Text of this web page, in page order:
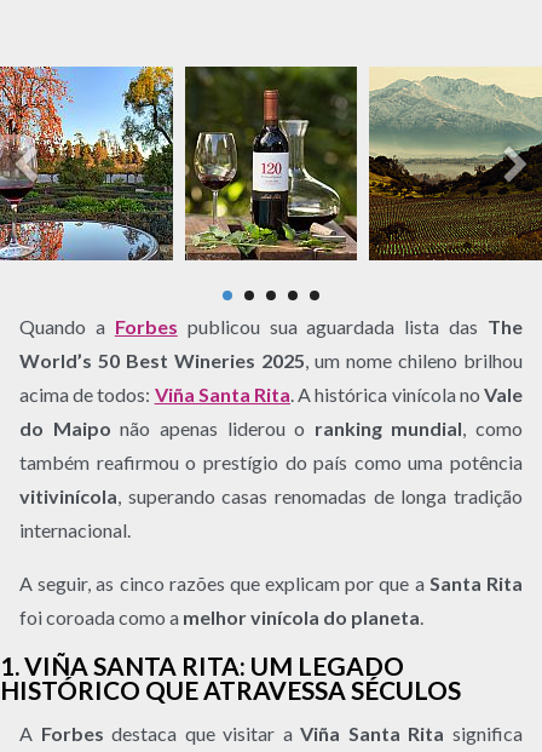
Quando a Forbes publicou sua aguardada lista das The
World’s 50 Best Wineries 2025 , um nome chileno brilhou
acima de todos: Viña Santa Rita . A histórica vinícola noVale
do Maipo não apenas liderou o ranking mundial , como
também reafirmou o prestígio do país como uma potência
vitivinícola , superando casas renomadas de longa tradição
internacional.
A seguir, as cinco razões que explicam por que a Santa Rita
foi coroada como a melhor vinícola do planeta
1. VIÑA SANTA RITA: UM LEGADO
HISTÓRICO QUE ATRAVESSA SÉCULOS
A Forbes destaca que visitar aViña Santa Rita significa